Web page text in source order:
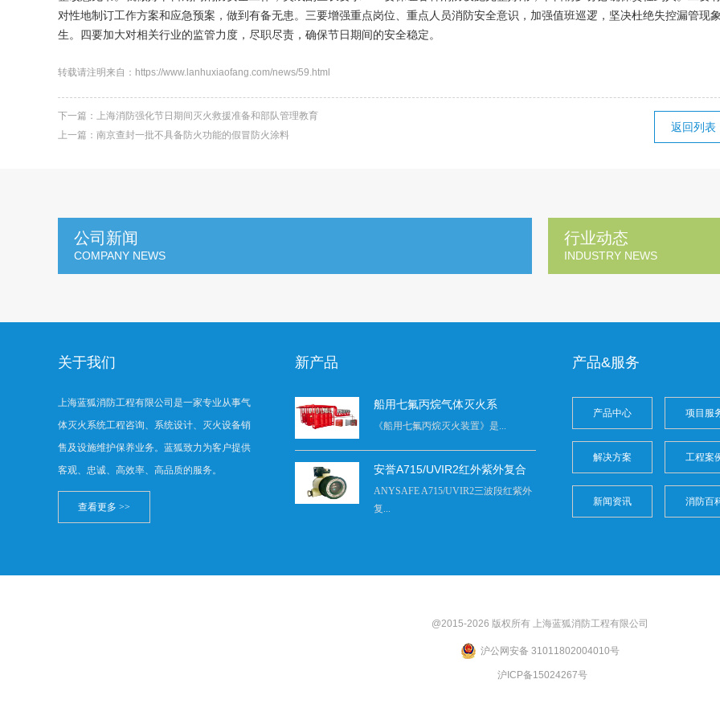
对性地制订工作方案和应急预案，做到有备无患。三要增强重点岗位、重点人员消防安全意识，加强值班巡逻，坚决杜绝失控漏管现
生。四要加大对相关行业的监管力度，尽职尽责，确保节日期间的安全稳定。
转载请注明来自：https://www.lanhuxiaofang.com/news/59.html
返回列表
下一篇：
上海消防强化节日期间灭火救援准备和部队管理教育
上一篇： 南京查封一批不具备防火功能的假冒防火涂料
公司新闻
COMPANY NEWS
行业动态
INDUSTRY NEWS
关于我们
上海蓝狐消防工程有限公司是一家专业从事气
体灭火系统工程咨询、系统设计、灭火设备销
售及设施维护保养业务。蓝狐致力为客户提供
客观、忠诚、高效率、高品质的服务。
查看更多 >>
新产品
船用七氟丙烷气体灭火系
《船用七氟丙烷灭火装置》是...
安誉A715/UVIR2红外紫外复合
ANYSAFE A715/UVIR2三波段红紫外
复...
产品&服务
产品中心 项目服
解决方案 工程案
新闻资讯 消防百
@2015-2026 版权所有 上海蓝狐消防工程有限公司
沪公网安备 31011802004010号
沪ICP备15024267号